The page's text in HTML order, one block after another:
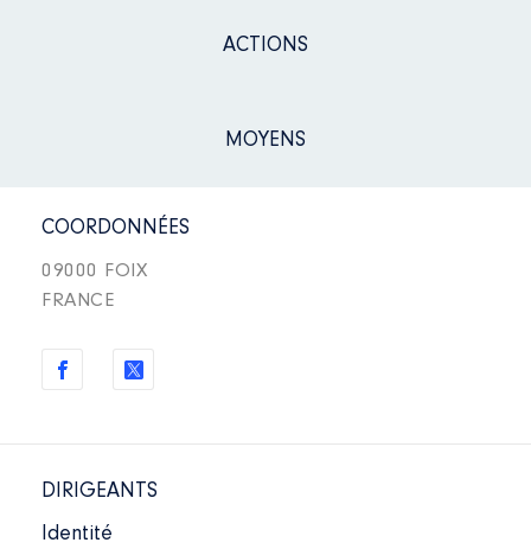
ACTIONS
MOYENS
COORDONNÉES
09000 FOIX
FRANCE
DIRIGEANTS
Identité